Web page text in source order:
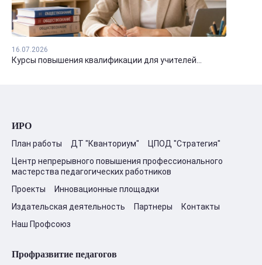
16.07.2026
Курсы повышения квалификации для учителей...
ИРО
План работы ДТ "Кванториум"
ЦПОД "Стратегия"
Центр непрерывного повышения профессионального
мастерства педагогических работников
Проекты
Инновационные площадки
Издательская деятельность
Партнеры
Контакты
Наш Профсоюз
Профразвитие педагогов